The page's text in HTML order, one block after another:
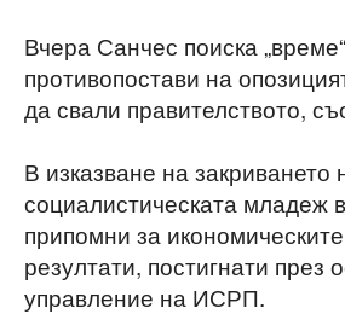
Вчера Санчес поиска
противопостави на
да свали правителството,
В изказване на закриването
социалистическата младеж
припомни за
резултати, постигнати през
управление на ИСРП.